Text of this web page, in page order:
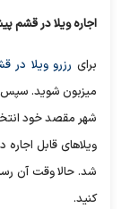
اجاره ویلا در قشم
برای رزرو ویلا در
میزبون شوید. سپس
شهر مقصد خود
ویلاهای قابل
شد. حالا وقت آن
کنید.